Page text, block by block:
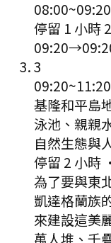
08:00~09:20
停留 1 小時
09:20→
3
09:20~11:20
基隆和平島
泳池、親親
自然生態與
停留 2 小時 ·
為了要與東
凱達格蘭族
來建設這美
萬人堆、千